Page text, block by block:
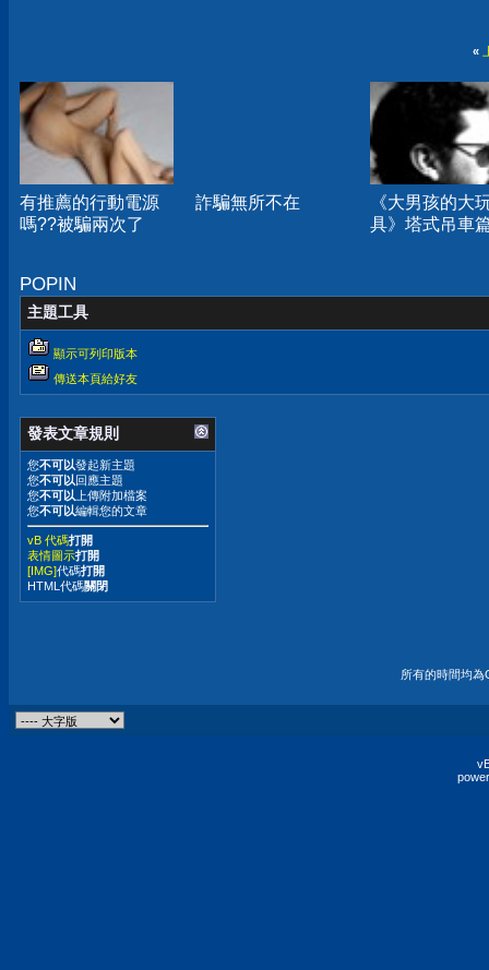
«
有推薦的行動電源
嗎??被騙兩次了
詐騙無所不在
《大男孩的大
具》塔式吊車
POPIN
主題工具
顯示可列印版本
傳送本頁給好友
發表文章規則
您不可以發起新主題
您不可以回應主題
您不可以 上傳附加檔案
您不可以編輯您的文章
vB 代碼打開
表情圖示打開
[IMG]代碼打開
HTML代碼關閉
所有的時間均為